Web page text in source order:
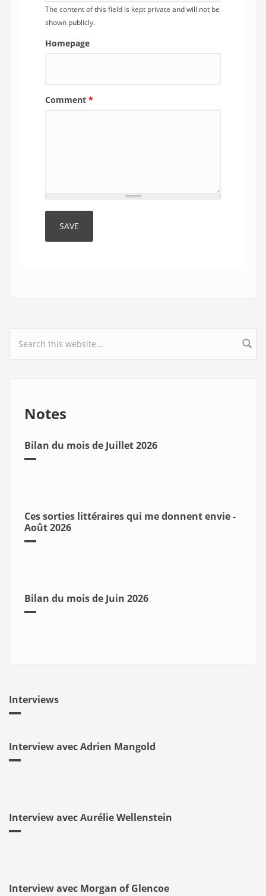
The content of this field is kept private and will not be
shown publicly.
Homepage
Comment *
Search form
Notes
Bilan du mois de Juillet 2026
Ces sorties littéraires qui me donnent envie -
Août 2026
Bilan du mois de Juin 2026
Interviews
Interview avec Adrien Mangold
Interview avec Aurélie Wellenstein
Interview avec Morgan of Glencoe